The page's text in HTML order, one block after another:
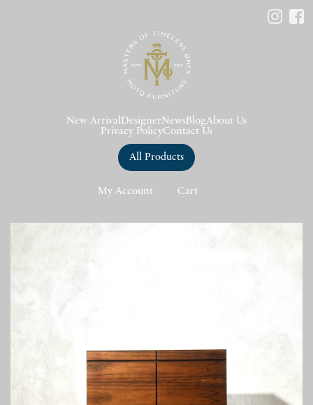
New Arrival DesignerNews BlogAbout Us
Privacy PolicyContact Us
All Products
My Account Cart